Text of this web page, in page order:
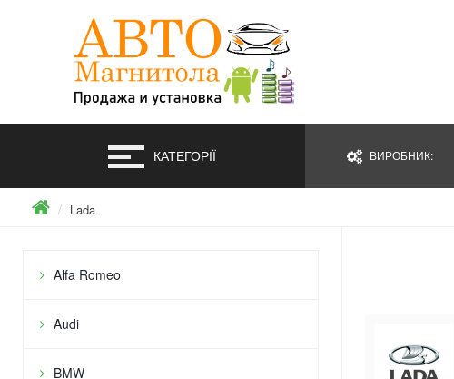
КАТЕГОРІЇ ВИРОБНИК:
Lada
Alfa Romeo
Audi
BMW